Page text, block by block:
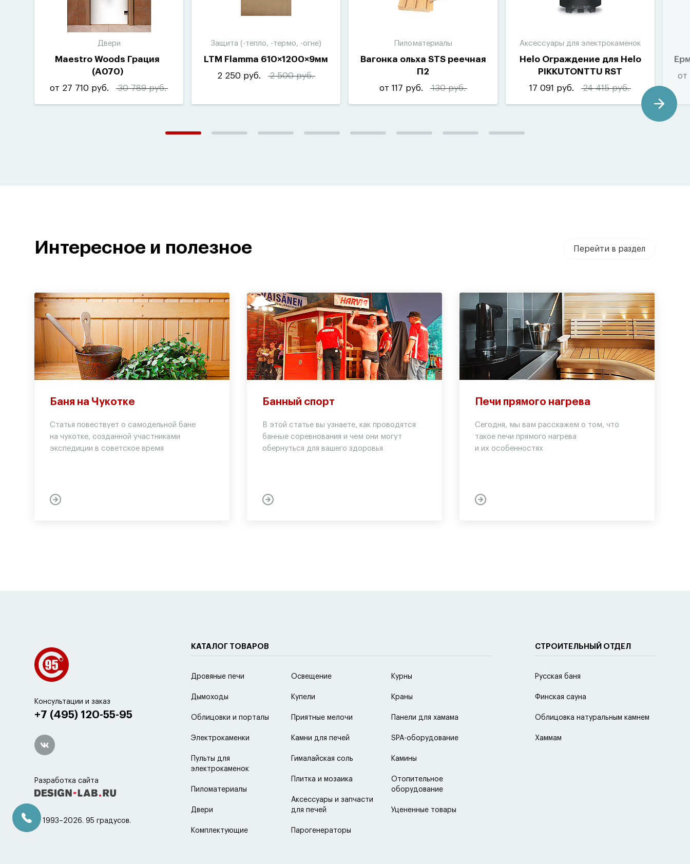
Двери
Maestro Woods Грация
(A070)
от 27 710 руб.
30 789 руб.
Защита (-тепло, -термо, -огне)
LTM Flamma 610×1200×9мм
2 250 руб.
2 500 руб.
Пиломатериалы
Вагонка ольха STS реечная
П2
от 117 руб.
130 руб.
Аксессуары для электрокаменок
Helo Ограждение для Helo
PIKKUTONTTU RST
17 091 руб.
24 415 руб.
от
Интересное и полезное Перейти в раздел
Баня на Чукотке
Статья повествует о самодельной бане
на чукотке, созданной участниками
экспедиции в советское время
Банный спорт
В этой статье вы узнаете, как проводятся
банные соревнования и чем они могут
обернуться для вашего здоровья
Печи прямого нагрева
Сегодня, мы вам расскажем о том, что
такое печи прямого нагрева
и их особенностях
Консультации и заказ
+7 (495) 120-55-95
Разработка сайта
© 1993–2026. 95 градусов.
КАТАЛОГ ТОВАРОВ
Дровяные печи
Дымоходы
Облицовки и порталы
Электрокаменки
Пульты для
электрокаменок
Пиломатериалы
Двери
Комплектующие
Освещение
Купели
Приятные мелочи
Камни для печей
Гималайская соль
Плитка и мозаика
Аксессуары и запчасти
для печей
Парогенераторы
Курны
Краны
Панели для хамама
SPA-оборудование
Камины
Отопительное
оборудование
Уцененные товары
СТРОИТЕЛЬНЫЙ ОТДЕЛ
Русская баня
Финская сауна
Облицовка натуральным камнем
Хаммам